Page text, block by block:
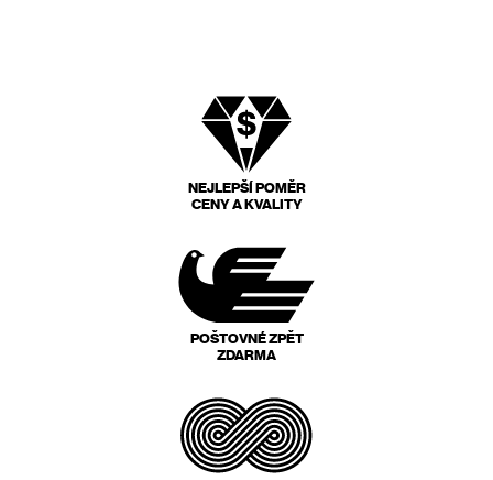
NEJLEPŠÍ POMĚR
CENY A KVALITY
POŠTOVNÉ ZPĚT
ZDARMA